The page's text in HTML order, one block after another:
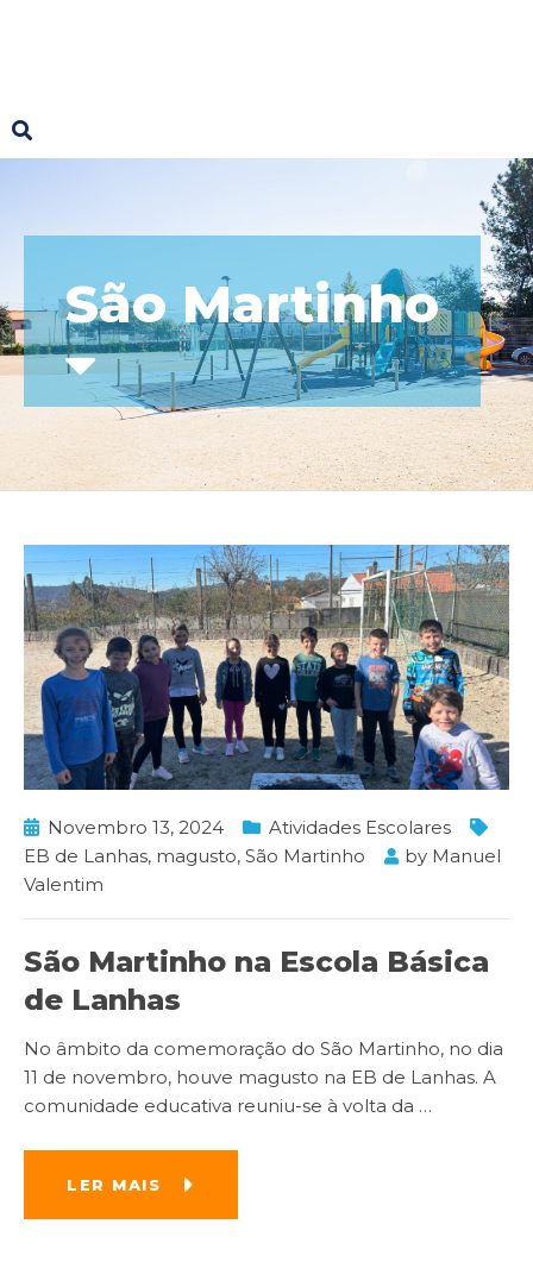
São Martinho
Novembro 13, 2024
Atividades Escolares
EB de Lanhas, magusto, São Martinho by Manuel
Valentim
São Martinho na Escola Básica
de Lanhas
No âmbito da comemoração do São Martinho, no dia
11 de novembro, houve magusto na EB de Lanhas. A
comunidade educativa reuniu-se à volta da …
LER MAIS